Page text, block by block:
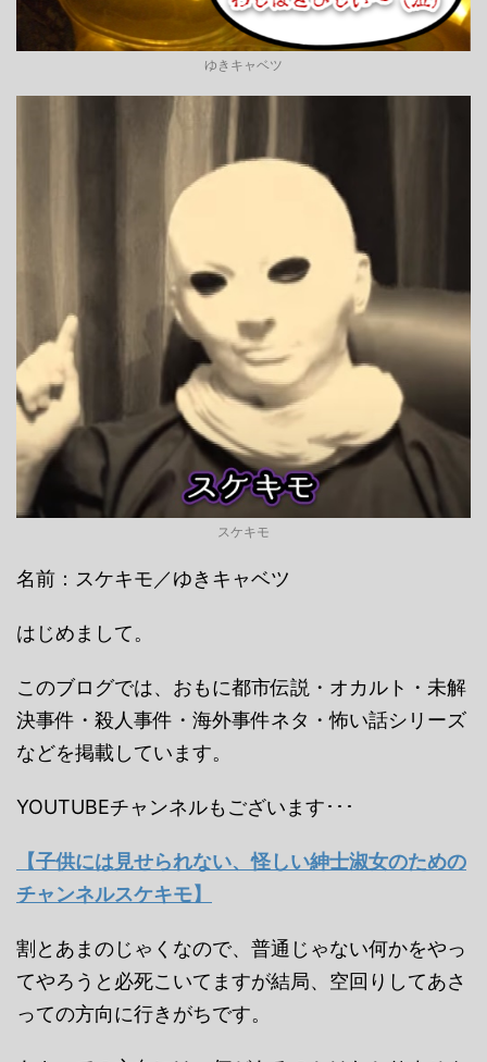
ゆきキャベツ
スケキモ
名前：スケキモ／ゆきキャベツ
はじめまして。
このブログでは、おもに都市伝説・オカルト・未解
決事件・殺人事件・海外事件ネタ・怖い話シリーズ
などを掲載しています。
YOUTUBEチャンネルもございます･･･
【子供には見せられない、怪しい紳士淑女のための
チャンネルスケキモ】
割とあまのじゃくなので、普通じゃない何かをやっ
てやろうと必死こいてますが結局、空回りしてあさ
っての方向に行きがちです。